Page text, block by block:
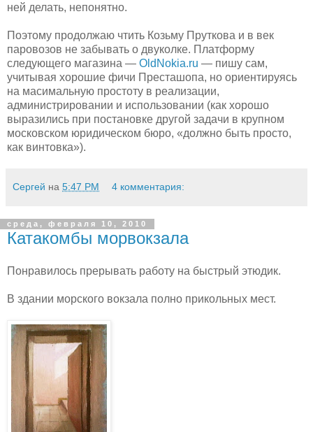
ней делать, непонятно.
Поэтому продолжаю чтить Козьму Пруткова и в век
паровозов не забывать о двуколке. Платформу
следующего магазина — OldNokia.ru — пишу сам,
учитывая хорошие фичи Престашопа, но ориентируясь
на масимальную простоту в реализации,
администрировании и использовании (как хорошо
выразились при постановке другой задачи в крупном
московском юридическом бюро, «должно быть просто,
как винтовка»).
Сергей на 5:47 PM 4 комментария:
среда, февраля 10, 2010
Катакомбы морвокзала
Понравилось прерывать работу на быстрый этюдик.
В здании морского вокзала полно прикольных мест.